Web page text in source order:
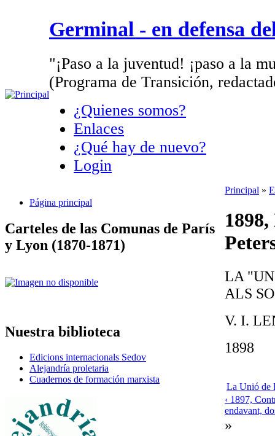
Germinal - en defensa
"¡Paso a la juventud! ¡paso a la
(Programa de Transición,
¿Quienes somos?
Enlaces
¿Qué hay de nuevo?
Login
Página principal
Carteles de las Comunas de París
y Lyon (1870-1871)
Nuestra biblioteca
Edicions internacionals Sedov
Alejandría proletaria
Cuadernos de formación marxista
Principal »
LA
ALS
V. I.
1898
La Unió de
‹ 1897,
endavant,
»